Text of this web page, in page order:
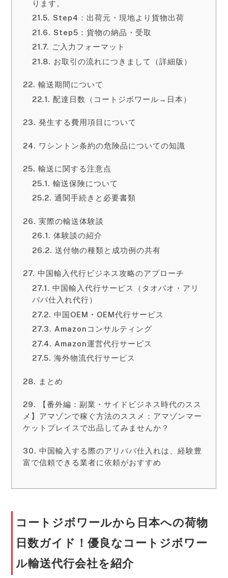
ります。
Step4：出荷元・現地より貨物出荷
Step5：貨物の納品・受取
ご入力フォーマット
お取引の流れにつきまして（詳細版）
輸送期間について
配達日数（コートジボワール→日本）
発生する費用項目について
ワシントン条約の危険品についての知識
輸送に関する注意点
輸送保険について
通関手続きと必要書類
実際の輸送体験談
体験談の紹介
送付物の種類と成功例の共有
中国輸入代行ビジネス攻略のアプローチ
中国輸入代行サービス（タオバオ・アリ
ババ仕入れ代行）
中国OEM・OEM代行サービス
Amazonコンサルティング
Amazon運営代行サービス
海外物流代行サービス
まとめ
【番外編：副業・サイドビジネス時代のスス
メ】アマゾンで稼ぐ方法のススメ：アマゾンマー
ケットプレイスで出品してみませんか？
中国輸入する際のアリババ仕入れは、経験豊
富で信頼できる業者に依頼がおすすめ
コートジボワールから日本への荷物
日数ガイド！優良なコートジボワー
ル輸送代行会社を紹介